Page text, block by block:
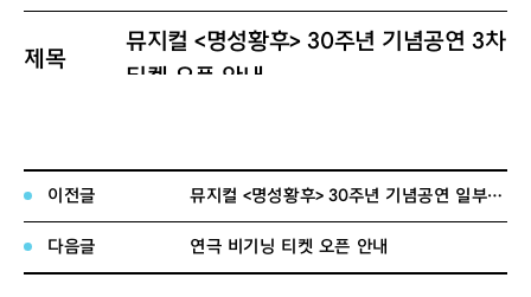
제목
뮤지컬 <명성황후> 30주년 기념공연 3차
티켓 오픈 안내
티켓오픈
회차
2025년 2월 25일(화) ~ 2025년 3월 16
이전글 뮤지컬 <명성황후> 30주년 기념공연 일부 좌석 추가 티켓 오픈 안내
다음글 연극 비기닝 티켓 오픈 안내